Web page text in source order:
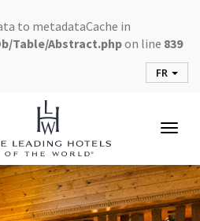
to metadataCache in
Table/Abstract.phpon line 839
FR